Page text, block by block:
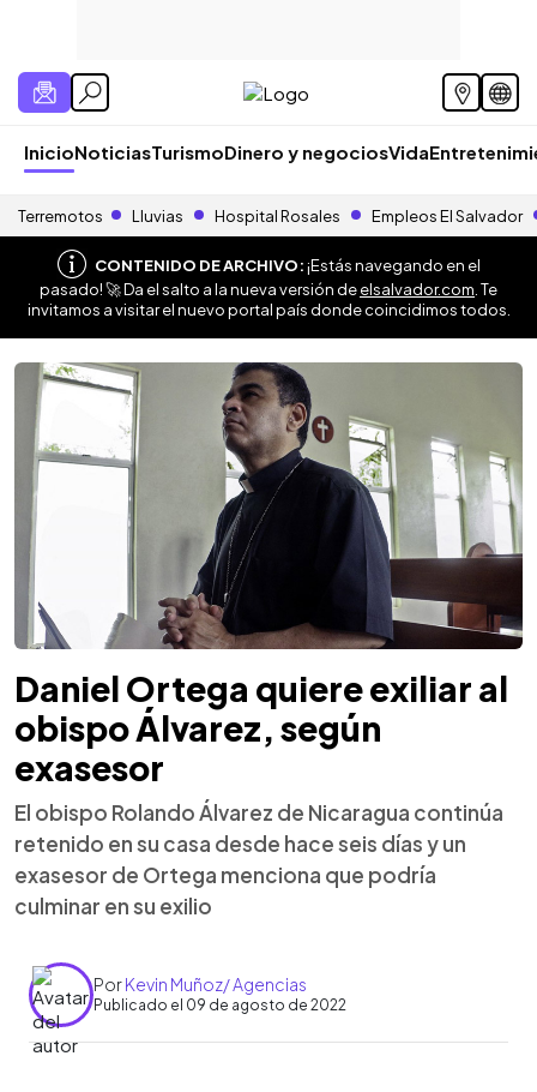
InicioNoticiasTurismoDinero y negociosVida
Terremotos Lluvias Hospital Rosales Empleos El Salvador
CONTENIDO DE ARCHIVO:¡Estás navegando en el
pasado! 🚀 Da el salto a la nueva versión deelsalvador.com . Te
invitamos a visitar el nuevo portal país donde coincidimos todos.
Daniel Ortega quiere exiliar al
obispo Álvarez, según
exasesor
El obispo Rolando Álvarez de Nicaragua continúa
retenido en su casa desde hace seis días y un
exasesor de Ortega menciona que podría
culminar en su exilio
PorKevin Muñoz/ Agencias
Publicado el 09 de agosto de 2022